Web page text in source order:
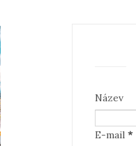
Název
E-mail *